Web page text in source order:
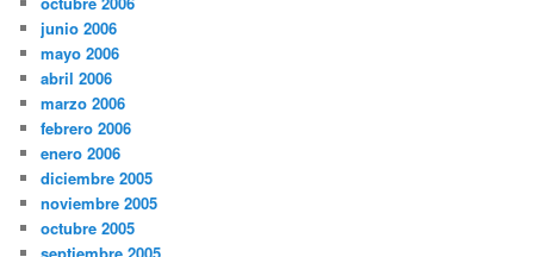
junio 2006
mayo 2006
abril 2006
marzo 2006
febrero 2006
enero 2006
diciembre 2005
noviembre 2005
octubre 2005